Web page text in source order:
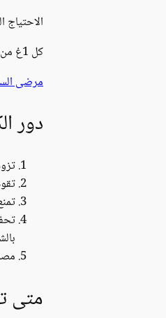
الاحتياج
كل 1غ من الكربوهيدرات يعادل 4 كالوري.
مرضى
دور
متى